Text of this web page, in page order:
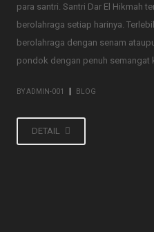
para santri. Santri Dar El Hikmah
berolahraga setiap harinya.
berolahraga dengan senam
pondok dengan penuh semangat
BY ADMIN-001 | BLOG
DETAIL